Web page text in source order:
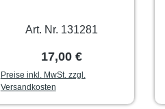
Art. Nr. 131281
Regulärer Preis:
17,00 €
Preise inkl. MwSt. zzgl.
Versandkosten